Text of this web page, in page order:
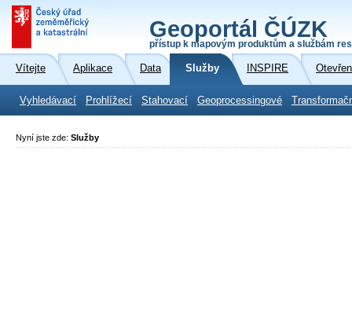
Geoportál ČÚZK
přístup k mapovým produktům a službám
Vítejte Aplikace Data Služby INSPIRE
Vyhledávací Prohlížecí Stahovací Geoprocessingové
Nyní jste zde: Služby